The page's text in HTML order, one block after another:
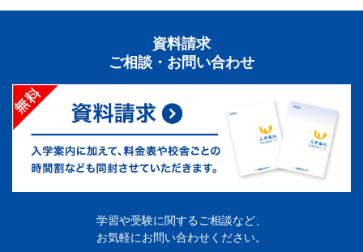
資料請求
ご相談・お問い合わせ
学習や受験に関するご相談など、
お気軽にお問い合わせください。